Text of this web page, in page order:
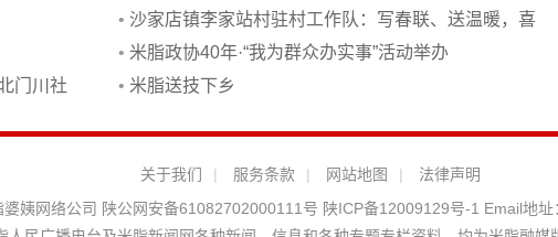
• 沙家店镇李家站村驻村工作队：写春联、送温暖，喜
迎新春
• 米脂政协40年·“我为群众办实事”活动举办
门川社
• 米脂送技下乡
关于我们 | 服务条款 | 网站地图 |
法律声明
婆姨网络公司 陕公网安备61082702000111号 陕ICP备12009129号-1 Email地址